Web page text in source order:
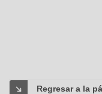
Regresar a la